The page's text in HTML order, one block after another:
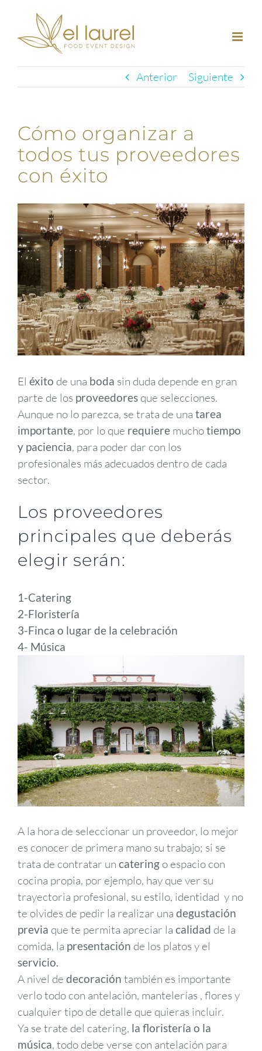
contenido
Anterior Siguiente
Cómo organizar a
todos tus proveedores
con éxito
El éxito de una boda sin duda depende en gran
parte de los proveedoresque selecciones.
Aunque no lo parezca, se trata de una tarea
importante, por lo que requiere muchotiempo
y paciencia, para poder dar con los
profesionales más adecuados dentro de cada
sector.
Los proveedores
principales que deberás
elegir serán:
1-Catering
2-Floristería
3-Finca o lugar de la celebración
4- Música
A la hora de seleccionar un proveedor, lo mejor
es conocer de primera mano su trabajo; si se
trata de contratar un cateringo espacio con
cocina propia, por ejemplo, hay que ver su
trayectoria profesional, su estilo, identidad y no
te olvides de pedir la realizar una degustación
previa que te permita apreciar la calidad de la
comida, la presentación de los platos y el
servicio.
A nivel de decoración también es importante
verlo todo con antelación, mantelerías , flores y
cualquier tipo de detalle que quieras incluir.
Ya se trate del catering, la floristería o la
música, todo debe verse con antelación para